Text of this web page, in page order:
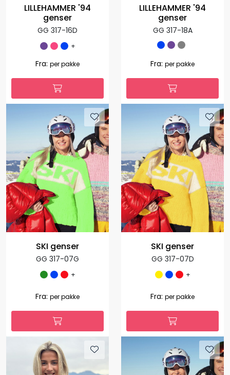
LILLEHAMMER '94
genser
GG 317-16D
+
Fra: per pakke
LILLEHAMMER '94
genser
GG 317-18A
Fra: per pakke
SKI genser
GG 317-07G
+
Fra: per pakke
SKI genser
GG 317-07D
+
Fra: per pakke